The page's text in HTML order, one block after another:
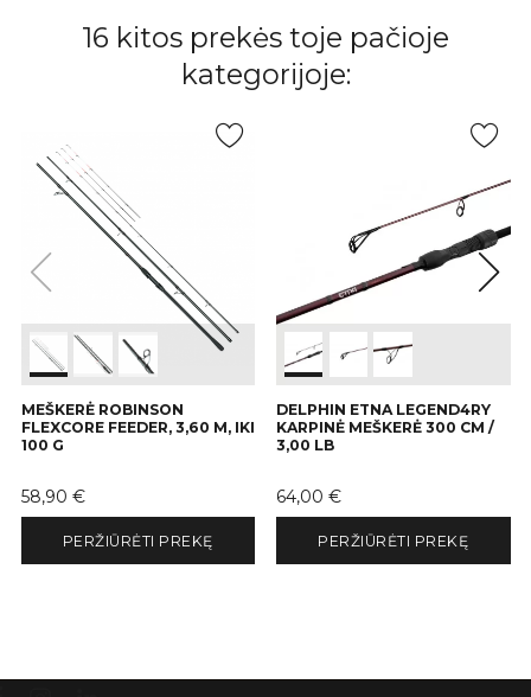
16 kitos prekės toje pačioje
kategorijoje:
MEŠKERĖ ROBINSON
FLEXCORE FEEDER, 3,60 M, IKI
100 G
Kaina
58,90 €
PERŽIŪRĖTI PREKĘ
DELPHIN ETNA LEGEND4RY
KARPINĖ MEŠKERĖ 300 CM /
3,00 LB
Kaina
64,00 €
PERŽIŪRĖTI PREKĘ